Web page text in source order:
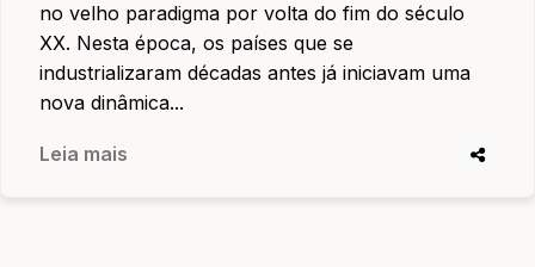
no velho paradigma por volta do fim do século
XX. Nesta época, os países que se
industrializaram décadas antes já iniciavam uma
nova dinâmica...
Leia mais